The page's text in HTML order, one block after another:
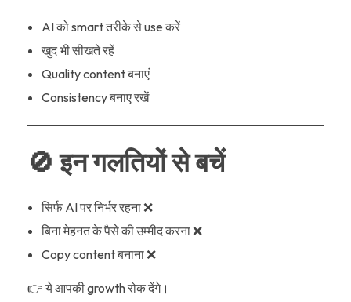
AI को smart तरीके से use करें
खुद भी सीखते रहें
Quality content बनाएं
Consistency बनाए रखें
🚫 इन गलतियों से बचें
सिर्फ AI पर निर्भर रहना ❌
बिना मेहनत के पैसे की उम्मीद करना ❌
Copy content बनाना ❌
👉 ये आपकी growth रोक देंगे।